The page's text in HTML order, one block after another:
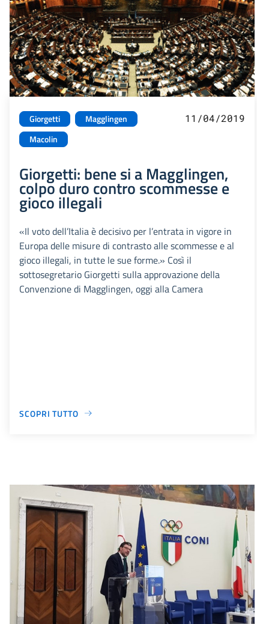
Giorgetti
Magglingen
Macolin
11/04/2019
Giorgetti: bene si a Magglingen,
colpo duro contro scommesse e
gioco illegali
«Il voto dell’Italia è decisivo per l’entrata in vigore in
Europa delle misure di contrasto alle scommesse e al
gioco illegali, in tutte le sue forme.» Così il
sottosegretario Giorgetti sulla approvazione della
Convenzione di Magglingen, oggi alla Camera
SCOPRI TUTTO